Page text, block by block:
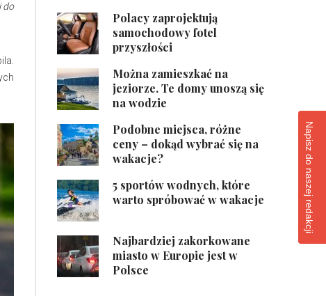
do
Polacy zaprojektują
samochodowy fotel
przyszłości
Można zamieszkać na
jeziorze. Te domy unoszą się
na wodzie
Podobne miejsca, różne
ceny – dokąd wybrać się na
wakacje?
5 sportów wodnych, które
warto spróbować w wakacje
Najbardziej zakorkowane
miasto w Europie jest w
Polsce
Napisz do naszej redakcji